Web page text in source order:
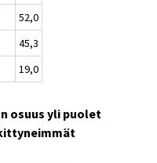
52,0
45,3
19,0
osuus yli puolet